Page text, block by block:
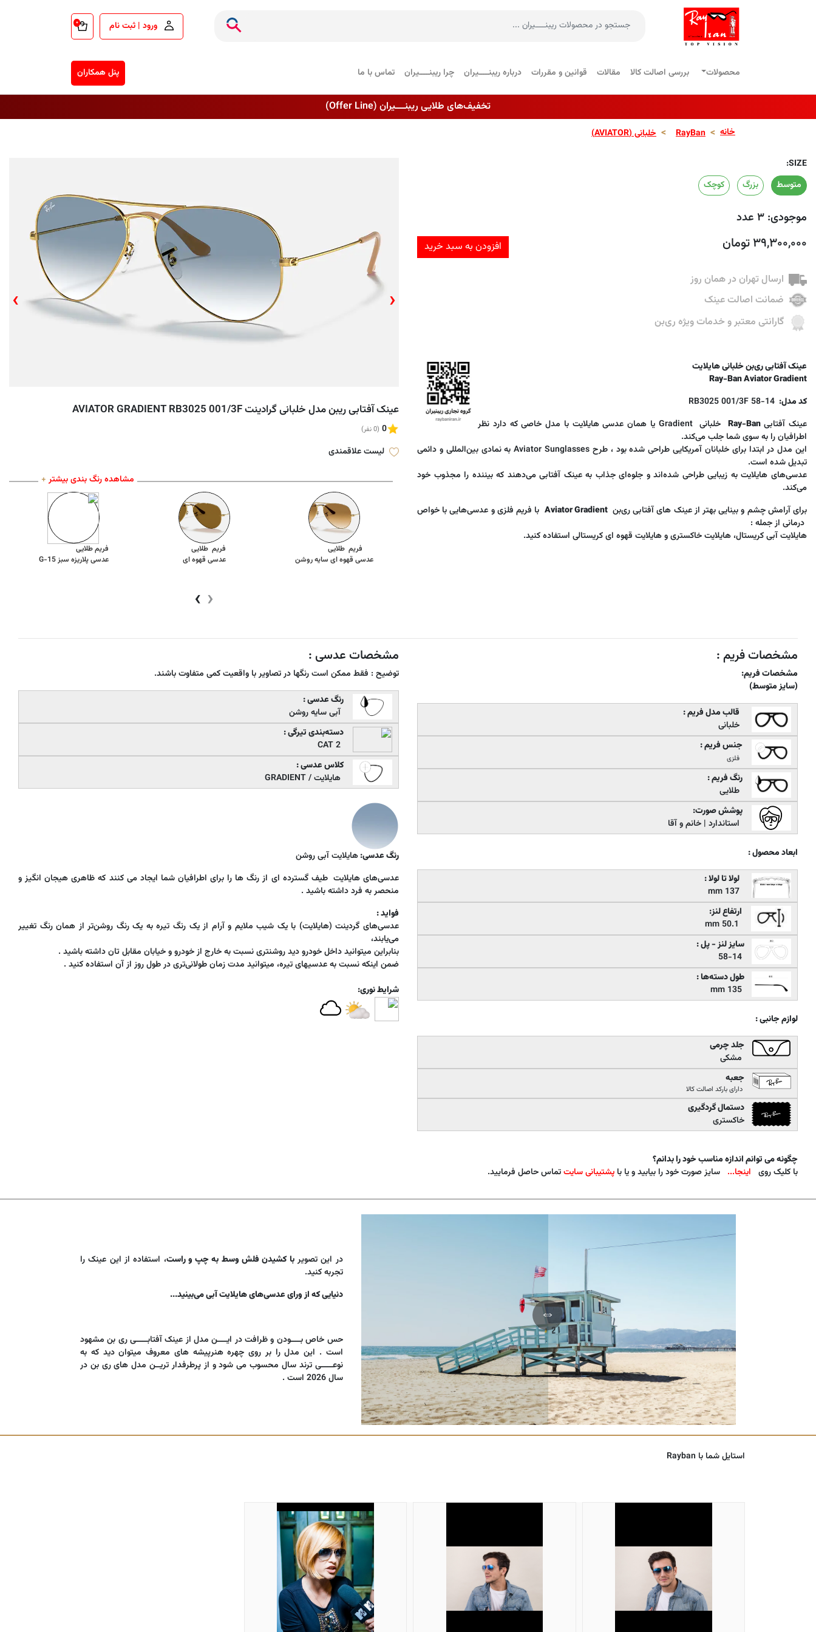
ورود | ثبت نام ۰
محصولات بررسی اصالت کالا مقالات قوانین و مقررات درباره ریبنــــیران چرا ریبنــــیران تماس با ما پنل همکاران
تخفیف‌های طلایی ریبنــــیران (Offer Line)
خانه RayBan خلبانی (AVIATOR)
SIZE:
متوسط
بزرگ کوچک
موجودی: ۳ عدد
۳۹,۳۰۰,۰۰۰ تومان افزودن به سبد خرید
ارسال تهران در همان روز
ضمانت اصالت عینک
گارانتی معتبر و خدمات ویژه ری‌بن
عینک آفتابی ری‌بن خلبانی هایلایت
Ray-Ban Aviator Gradient
کد مدل:
عینک آفتابیRay-Ban
خلبانی Gradient یا همان عدسی هایلایت با مدل خاصی که دارد نظر
اطرافیان را به سوی شما جلب می‌کند.
این مدل در ابتدا برای خلبانان آمریکایی طراحی شده بود ، طرح Aviator Sunglasses به نمادی بین‌المللی و دائمی
تبدیل شده است.
عدسی‌های هایلایت به زیبایی طراحی شده‌اند و جلوه‌ای جذاب به عینک آفتابی می‌دهند که بیننده را مجذوب خود
می‌کند.
برای آرامش چشم و بینایی بهتر از عینک های آفتابی ری‌بنAviator Gradient با فریم فلزی و عدسی‌هایی با خواص
درمانی از جمله :
هایلایت آبی کریستال، هایلایت خاکستری و هایلایت قهوه ای کریستالی استفاده کنید.
‹
›
عینک آفتابی ریبن مدل خلبانی گرادینت AVIATOR GRADIENT RB3025 001/3F
0 (0 نفر)
لیست علاقمندی
مشاهده رنگ بندی بیشتر+
فریم طلایی
عدسی قهوه ای سایه روشن
فریم طلایی
عدسی قهوه ای
فریم طلایی
عدسی پلاریزه سبز G-15
‹
›
مشخصات فریم :
مشخصات فریم:
(سایز متوسط)
قالب مدل فریم :
خلبانی
جنس فریم :
فلزی
رنگ فریم :
طلایی
پوشش صورت:
استاندارد | خانم و آقا
ابعاد محصول :
لولا تا لولا :
ارتفاع لنز:
سایز لنز - پل :
58-14
طول دسته‌ها :
لوازم جانبی :
جلد چرمی
مشکی
جعبه
دارای بارکد اصالت کالا
دستمال گردگیری
خاکستری
چگونه می توانم اندازه مناسب خود را بدانم؟
با کلیک روی اینجا... سایز صورت خود را بیابید و یا با پشتیبانی سایتتماس حاصل فرمایید.
مشخصات عدسی :
توضیح : فقط ممکن است رنگها در تصاویر با واقعیت کمی متفاوت باشند.
رنگ عدسی :
آبی سایه روشن
دسته‌بندی تیرگی :
کلاس عدسی :
هایلایت / GRADIENT
رنگ عدسی:هایلایت آبی روشن
عدسی‌های هایلایت طیف گسترده ای از رنگ ها را برای اطرافیان شما ایجاد می کنند که ظاهری هیجان انگیز و
منحصر به فرد داشته باشید .
فواید :
عدسی‌های گردینت (هایلایت) با یک شیب ملایم و آرام از یک رنگ تیره به یک رنگ روشن‌تر از همان رنگ تغییر
می‌یابند،
بنابراین میتوانید داخل خودرو دید روشنتری نسبت به خارج از خودرو و خیابان مقابل تان داشته باشید .
ضمن اینکه نسبت به عدسیهای تیره، میتوانید مدت زمان طولانی‌تری در طول روز از آن استفاده کنید .
شرایط نوری:
در این تصویربا کشیدن فلش وسط به چپ و راست، استفاده از این عینک را
تجربه کنید.
دنیایی که از ورای عدسی‌های هایلایت آبی می‌بینید...
حس خاص بــــودن و ظرافت در ایــــن مدل از عینک آفتابـــــی ری بن مشهود
است . این مدل را بر روی چهره هنرپیشه های معروف میتوان دید که به
نوعـــــی ترند سال محسوب می شود و از پرطرفدار تریــن مدل های ری بن در
سال 2026 است .
استایل شما با Rayban